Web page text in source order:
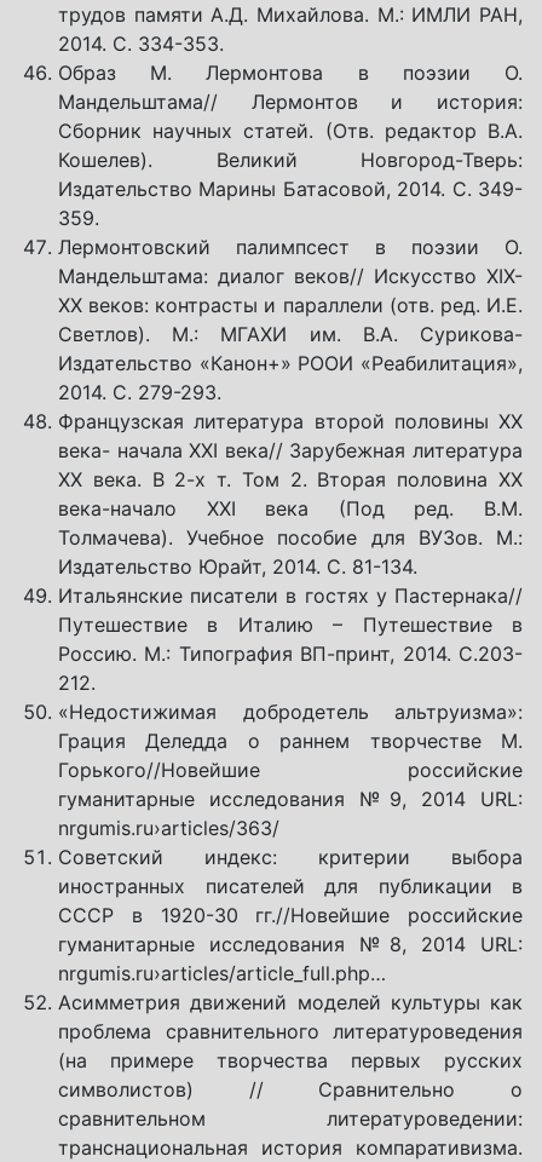
трудов памяти А.Д. Михайлова. М.: ИМЛИ РАН,
2014. С. 334-353.
Образ М. Лермонтова в поэзии О.
Мандельштама// Лермонтов и история:
Сборник научных статей. (Отв. редактор В.А.
Кошелев). Великий Новгород-Тверь:
Издательство Марины Батасовой, 2014. С. 349-
359.
Лермонтовский палимпсест в поэзии О.
Мандельштама: диалог веков// Искусство ХIХ-
ХХ веков: контрасты и параллели (отв. ред. И.Е.
Светлов). М.: МГАХИ им. В.А. Сурикова-
Издательство «Канон+» РООИ «Реабилитация»,
2014. С. 279-293.
Французская литература второй половины ХХ
века- начала ХХI века// Зарубежная литература
ХХ века. В 2-х т. Том 2. Вторая половина ХХ
века-начало ХХI века (Под ред. В.М.
Толмачева). Учебное пособие для ВУЗов. М.:
Издательство Юрайт, 2014. С. 81-134.
Итальянские писатели в гостях у Пастернака//
Путешествие в Италию – Путешествие в
Россию. М.: Типография ВП-принт, 2014. С.203-
212.
«Недостижимая добродетель альтруизма»:
Грация Деледда о раннем творчестве М.
Горького//Новейшие российские
гуманитарные исследования №9, 2014 URL:
nrgumis.ru›articles/363/
Советский индекс: критерии выбора
иностранных писателей для публикации в
СССР в 1920-30 гг.//Новейшие российские
гуманитарные исследования №8, 2014 URL:
nrgumis.ru›articles/article_full.php…
Асимметрия движений моделей культуры как
проблема сравнительного литературоведения
(на примере творчества первых русских
символистов) // Сравнительно о
сравнительном литературоведении:
транснациональная история компаративизма.